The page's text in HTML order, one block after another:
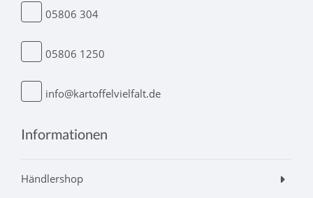
05806 304
05806 1250
info@kartoffelvielfalt.de
Informationen
Händlershop